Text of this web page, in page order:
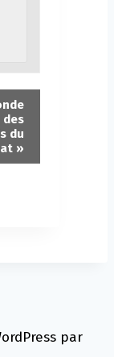
du
»
par